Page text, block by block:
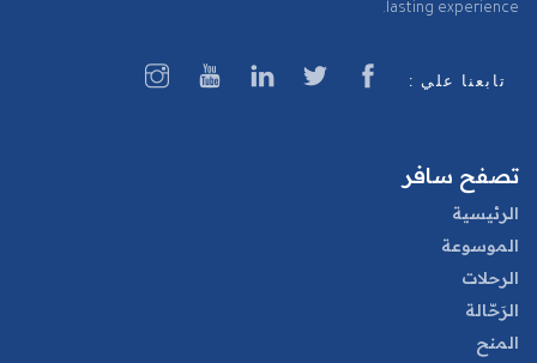
lasting experience.
تابعنا علي :
تصفح سافر
الرئيسية
الموسوعة
الرحلات
الرَحّالة
المنح